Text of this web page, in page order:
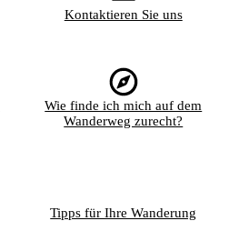
Kontaktieren Sie uns
Wie finde ich mich auf dem
Wanderweg zurecht?
Tipps für Ihre Wanderung